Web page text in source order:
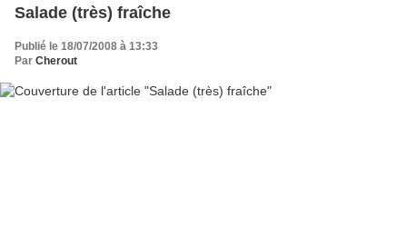
Salade (très) fraîche
Publié le 18/07/2008 à 13:33
Par Cherout